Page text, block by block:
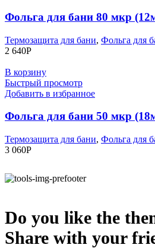
Фольга для бани 80 мкр
Термозащита для бани, Фольга для
2 640Р
В корзину
Быстрый просмотр
Добавить в избранное
Фольга для бани 50 мкр
Термозащита для бани, Фольга для
3 060Р
Do you like the
Share with your